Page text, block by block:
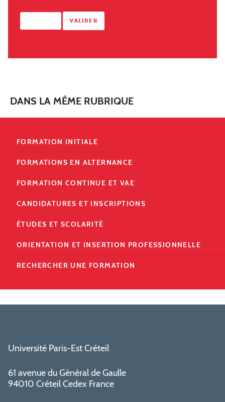
DANS LA MÊME RUBRIQUE
FORMATION INITIALE
FORMATIONS EN ALTERNANCE
FORMATION CONTINUE ET VAE
CANDIDATURES ET INSCRIPTIONS
ÉTUDES ET SCOLARITÉ
ORIENTATION ET INSERTION PROFESSIONNELLE
RECHERCHER UNE FORMATION
Université Paris-Est Créteil
61 avenue du Général de Gaulle
94010 Créteil Cedex France